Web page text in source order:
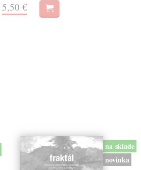
5,50 €
na sklade
novinka